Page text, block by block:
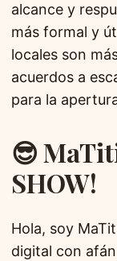
alcance y
más formal y
locales son
acuerdos a
para la
😎
SHOW!
Hola, soy
digital con